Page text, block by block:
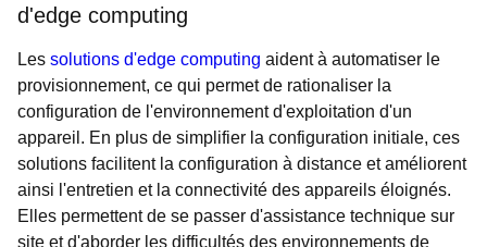
d'edge computing
Les solutions d'edge computing aident à automatiser le
provisionnement, ce qui permet de rationaliser la
configuration de l'environnement d'exploitation d'un
appareil. En plus de simplifier la configuration initiale, ces
solutions facilitent la configuration à distance et améliorent
ainsi l'entretien et la connectivité des appareils éloignés.
Elles permettent de se passer d'assistance technique sur
site et d'aborder les difficultés des environnements de